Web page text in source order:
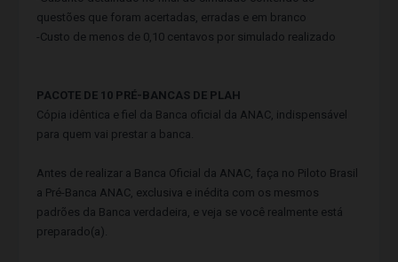
questões que foram acertadas, erradas e em branco
-Custo de menos de 0,10 centavos por simulado realizado
PACOTE DE 10 PRÉ-BANCAS DE PLAH
Cópia idêntica e fiel da Banca oficial da ANAC, indispensável
para quem vai prestar a banca.
Antes de realizar a Banca Oficial da ANAC, faça no Piloto Brasil
a Pré-Banca ANAC, exclusiva e inédita com os mesmos
padrões da Banca verdadeira, e veja se você realmente está
preparado(a).